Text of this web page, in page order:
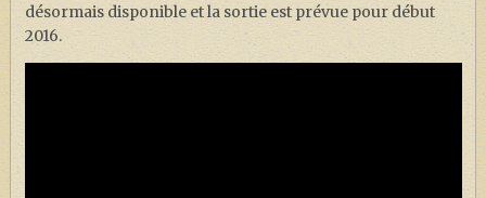
désormais disponible et la sortie est prévue pour début
2016.